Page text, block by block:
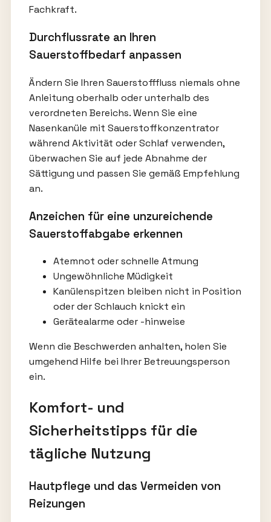
Fachkraft.
Durchflussrate an Ihren
Sauerstoffbedarf anpassen
Ändern Sie Ihren Sauerstofffluss niemals ohne
Anleitung oberhalb oder unterhalb des
verordneten Bereichs. Wenn Sie eine
Nasenkanüle mit Sauerstoffkonzentrator
während Aktivität oder Schlaf verwenden,
überwachen Sie auf jede Abnahme der
Sättigung und passen Sie gemäß Empfehlung
an.
Anzeichen für eine unzureichende
Sauerstoffabgabe erkennen
Atemnot oder schnelle Atmung
Ungewöhnliche Müdigkeit
Kanülenspitzen bleiben nicht in Position
oder der Schlauch knickt ein
Gerätealarme oder -hinweise
Wenn die Beschwerden anhalten, holen Sie
umgehend Hilfe bei Ihrer Betreuungsperson
ein.
Komfort- und
Sicherheitstipps für die
tägliche Nutzung
Hautpflege und das Vermeiden von
Reizungen